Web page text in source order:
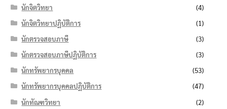
นักจิตวิทยา
(4)
นักจิตวิทยาปฏิบัติการ
(1)
นักตรวจสอบภาษี
(3)
นักตรวจสอบภาษีปฏิบัติการ
(3)
นักทรัพยากรบุคคล
(53)
นักทรัพยากรบุคคลปฏิบัติการ
(47)
นักทัณฑวิทยา
(2)